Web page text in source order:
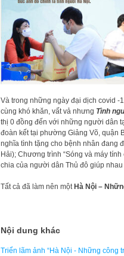
Và trong những ngày đại dịch covid -
cùng khó khăn, vất vả nhưng Tình
thị 0 đồng đến với những người dân
đoàn kết tại phường Giảng Võ, quận
nghĩa tình tặng cho bệnh nhân đang
Hải); Chương trình “Sóng và máy
chia của người dân Thủ đô giúp
Tất cả đã làm nên một Hà Nội –
Nội dung khác
Triển lãm ảnh “Hà Nội - Những công